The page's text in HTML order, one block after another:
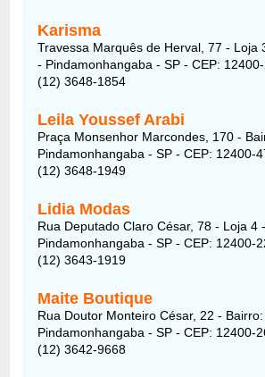
Karisma
Travessa Marquês de Herval, 77 - Loja
- Pindamonhangaba - SP - CEP:
(12) 3648-1854
Leila Youssef Arabi
Praça Monsenhor Marcondes, 170 -
Pindamonhangaba - SP - CEP: 12400-
(12) 3648-1949
Lidia Modas
Rua Deputado Claro César, 78 - Loja 4
Pindamonhangaba - SP - CEP: 12400-
(12) 3643-1919
Maite Boutique
Rua Doutor Monteiro César, 22 -
Pindamonhangaba - SP - CEP: 12400-
(12) 3642-9668